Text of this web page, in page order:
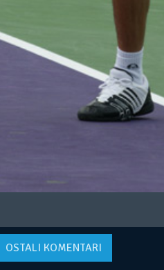
OSTALI KOMENTARI